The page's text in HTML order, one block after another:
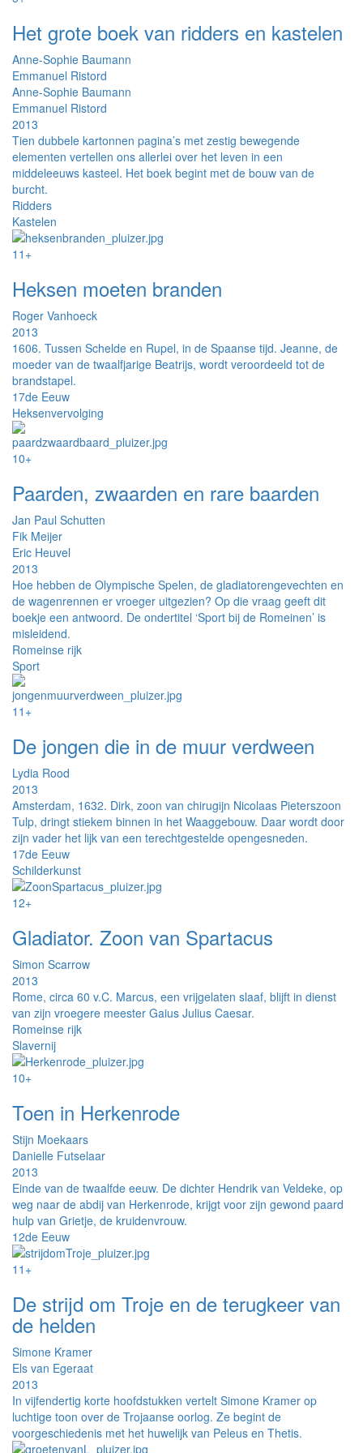
Het grote boek van ridders en kastelen
Anne-Sophie Baumann
Emmanuel Ristord
Anne-Sophie Baumann
Emmanuel Ristord
2013
Tien dubbele kartonnen pagina’s met zestig bewegende
elementen vertellen ons allerlei over het leven in een
middeleeuws kasteel. Het boek begint met de bouw van de
burcht.
Ridders
Kastelen
11+
Heksen moeten branden
Roger Vanhoeck
2013
1606. Tussen Schelde en Rupel, in de Spaanse tijd. Jeanne, de
moeder van de twaalfjarige Beatrijs, wordt veroordeeld tot de
brandstapel.
17de Eeuw
Heksenvervolging
10+
Paarden, zwaarden en rare baarden
Jan Paul Schutten
Fik Meijer
Eric Heuvel
2013
Hoe hebben de Olympische Spelen, de gladiatorengevechten en
de wagenrennen er vroeger uitgezien? Op die vraag geeft dit
boekje een antwoord. De ondertitel ‘Sport bij de Romeinen’ is
misleidend.
Romeinse rijk
Sport
11+
De jongen die in de muur verdween
Lydia Rood
2013
Amsterdam, 1632. Dirk, zoon van chirugijn Nicolaas Pieterszoon
Tulp, dringt stiekem binnen in het Waaggebouw. Daar wordt door
zijn vader het lijk van een terechtgestelde opengesneden.
17de Eeuw
Schilderkunst
12+
Gladiator. Zoon van Spartacus
Simon Scarrow
2013
Rome, circa 60 v.C. Marcus, een vrijgelaten slaaf, blijft in dienst
van zijn vroegere meester Gaius Julius Caesar.
Romeinse rijk
Slavernij
10+
Toen in Herkenrode
Stijn Moekaars
Danielle Futselaar
2013
Einde van de twaalfde eeuw. De dichter Hendrik van Veldeke, op
weg naar de abdij van Herkenrode, krijgt voor zijn gewond paard
hulp van Grietje, de kruidenvrouw.
12de Eeuw
11+
De strijd om Troje en de terugkeer van
de helden
Simone Kramer
Els van Egeraat
2013
In vijfendertig korte hoofdstukken vertelt Simone Kramer op
luchtige toon over de Trojaanse oorlog. Ze begint de
voorgeschiedenis met het huwelijk van Peleus en Thetis.